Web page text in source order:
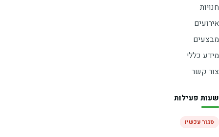
חנויות
אירועים
מבצעים
מידע כללי
צור קשר
שעות פעילות
סגור עכשיו